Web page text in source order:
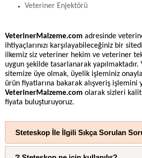
Veteriner Enjektörü
VeterinerMalzeme.com adresinde
ihtiyaçlarınızı karşılayabileceğiniz bir
ilkemiz siz veteriner hekim ve veteriner
uygun şekilde tasarlanarak yapılmaktadır.
sitemize üye olmak, üyelik işleminiz
ürün fiyatlarına bakarak alışveriş işlemini
VeterinerMalzeme.com olarak sizleri
fiyata buluşturuyoruz.
Steteskop İle İlgili Sıkça Sorulan